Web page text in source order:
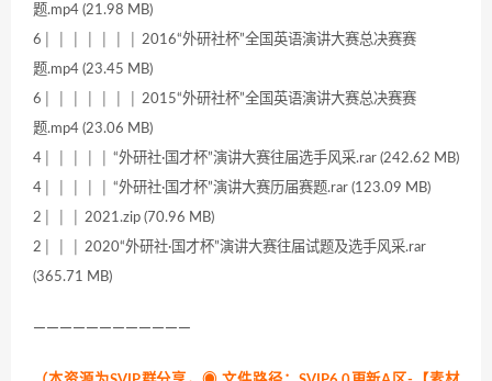
题.mp4 (21.98 MB)
6│ │ │ │ │ │ │ 2016“外研社杯”全国英语演讲大赛总决赛赛
题.mp4 (23.45 MB)
6│ │ │ │ │ │ │ 2015“外研社杯”全国英语演讲大赛总决赛赛
题.mp4 (23.06 MB)
4│ │ │ │ │ “外研社·国才杯”演讲大赛往届选手风采.rar (242.62 MB)
4│ │ │ │ │ “外研社·国才杯”演讲大赛历届赛题.rar (123.09 MB)
2│ │ │ 2021.zip (70.96 MB)
2│ │ │ 2020“外研社·国才杯”演讲大赛往届试题及选手风采.rar
(365.71 MB)
————————————